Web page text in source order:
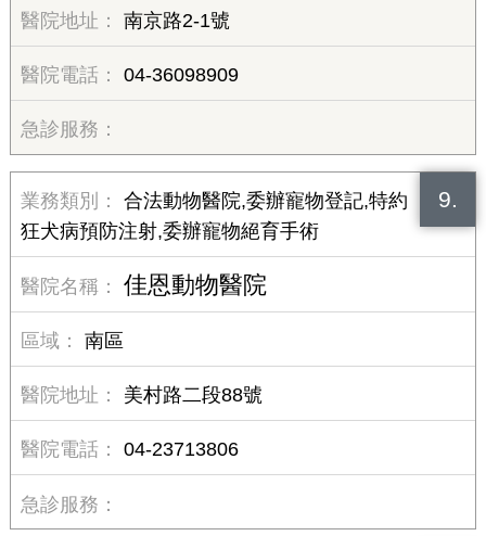
南京路2-1號
04-36098909
9.
合法動物醫院,委辦寵物登記,特約
狂犬病預防注射,委辦寵物絕育手術
佳恩動物醫院
南區
美村路二段88號
04-23713806